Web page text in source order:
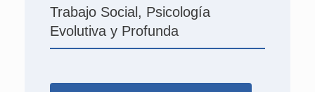
Trabajo Social, Psicología
Evolutiva y Profunda